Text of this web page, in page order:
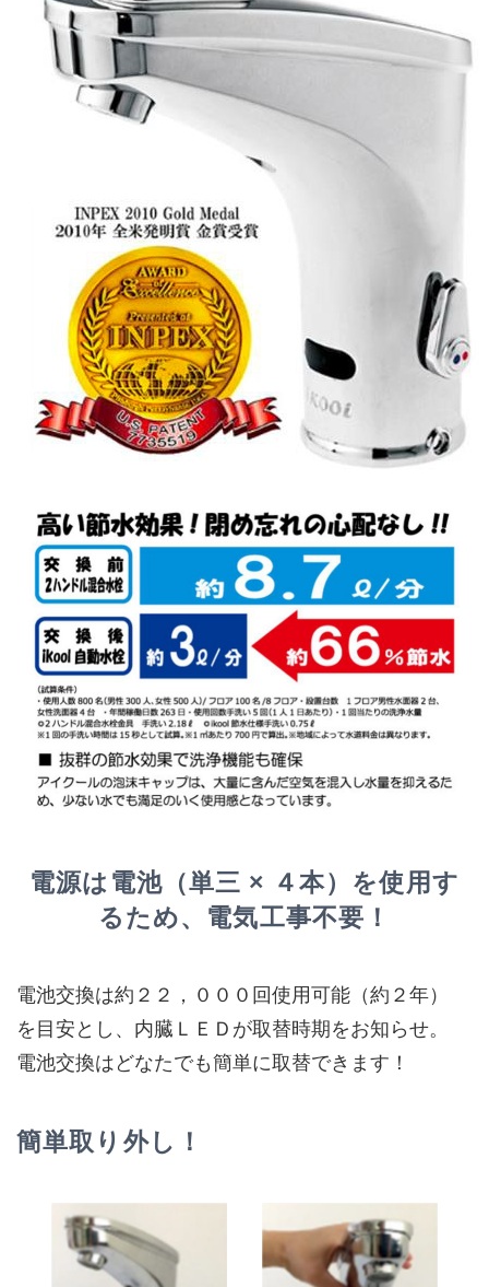
電源は電池（単三 × ４本）を使用す
るため、電気工事不要！
電池交換は約２２，０００回使用可能（約２年）
を目安とし、内臓ＬＥＤが取替時期をお知らせ。
電池交換はどなたでも簡単に取替できます！
簡単取り外し！